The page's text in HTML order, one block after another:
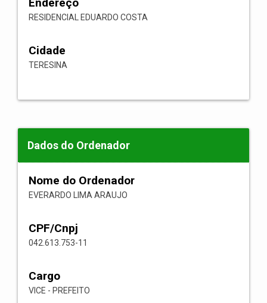
RESIDENCIAL EDUARDO COSTA
Cidade
TERESINA
Dados do Ordenador
Nome do Ordenador
EVERARDO LIMA ARAUJO
CPF/Cnpj
042.613.753-11
Cargo
VICE - PREFEITO